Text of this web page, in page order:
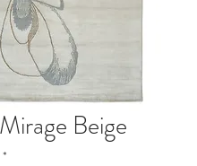
Beige
*